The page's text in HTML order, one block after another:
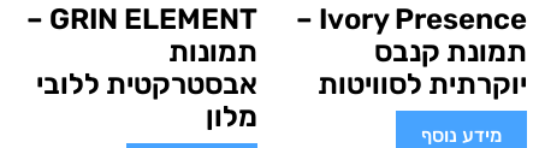
Ivory Presence –
תמונת קנבס
יוקרתית לסוויטות
מידע נוסף
GRIN ELEMENT –
תמונות
אבסטרקטית ללובי
מלון